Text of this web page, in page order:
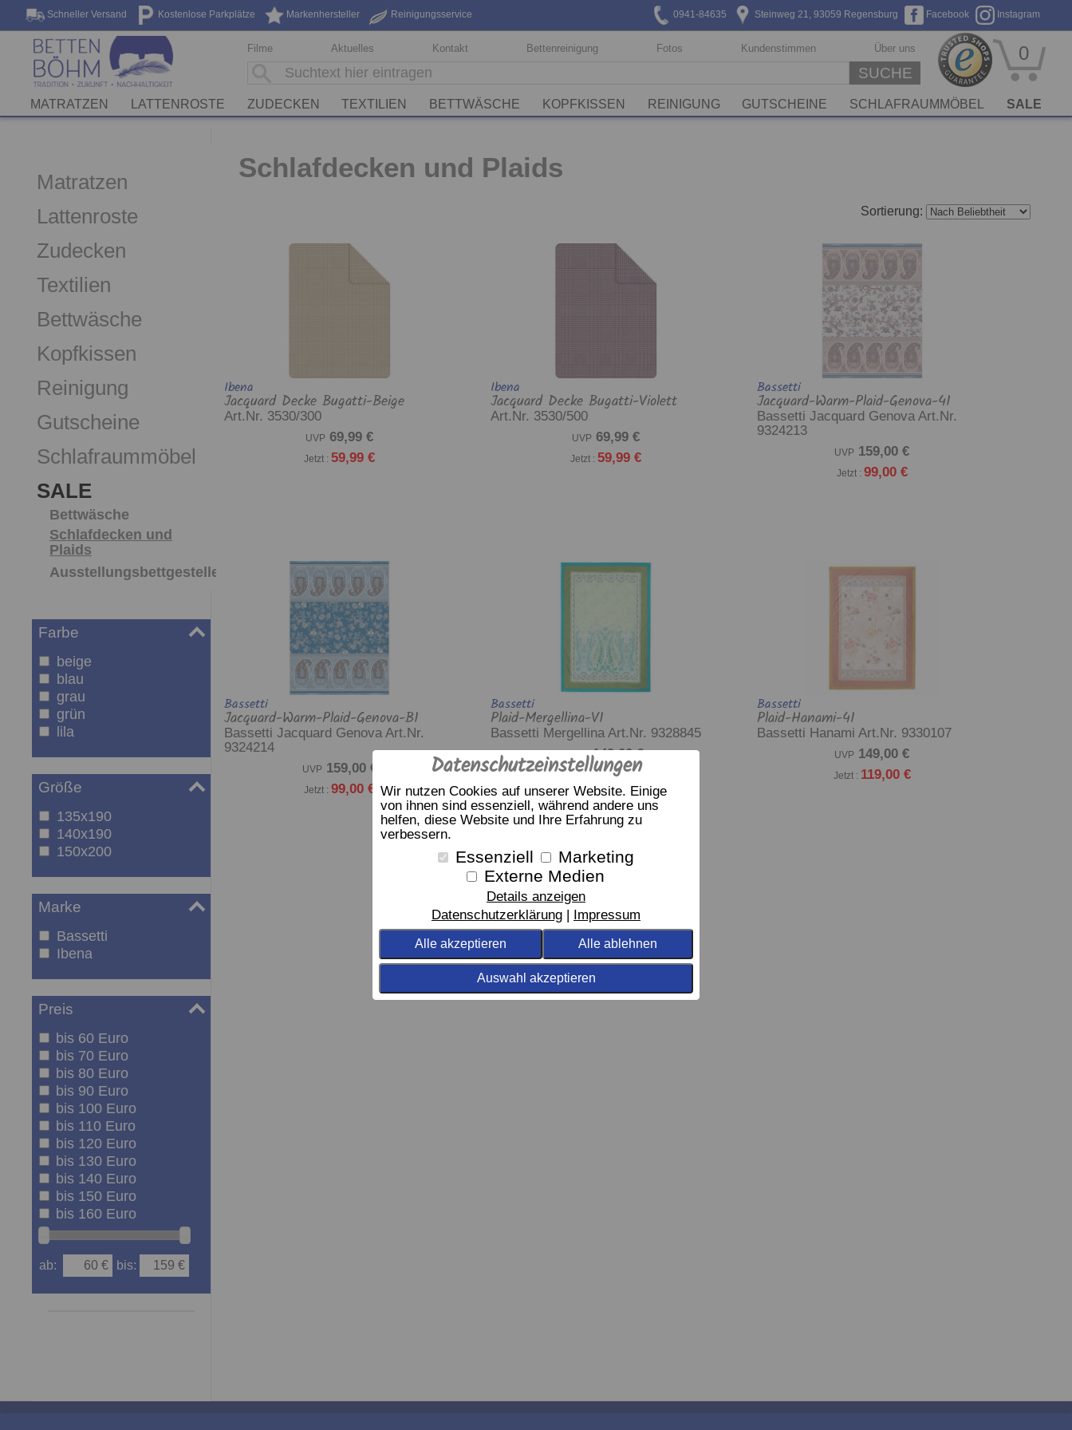
Datenschutzeinstellungen
Wir nutzen Cookies auf unserer Website. Einige
von ihnen sind essenziell, während andere uns
helfen, diese Website und Ihre Erfahrung zu
verbessern.
Essenziell
Marketing
Externe Medien
Details anzeigen
Datenschutzerklärung
Impressum
Alle akzeptieren Alle ablehnen
Auswahl akzeptieren
Schneller Versand Kostenlose Parkplätze Markenhersteller Reinigungsservice Instagram
Facebook
Steinweg 21, 93059 Regensburg
0941-84635
Filme Aktuelles Kontakt Bettenreinigung Fotos Kundenstimmen Über uns
SUCHE
0
MATRATZEN LATTENROSTE ZUDECKEN TEXTILIEN BETTWÄSCHE KOPFKISSEN REINIGUNG GUTSCHEINE SCHLAFRAUMMÖBEL SALE
Matratzen
Lattenroste
Zudecken
Textilien
Bettwäsche
Kopfkissen
Reinigung
Gutscheine
Schlafraummöbel
SALE
Bettwäsche
Schlafdecken und
Plaids
Ausstellungsbettgestelle
Farbe
beige
blau
grau
grün
lila
Größe
135x190
140x190
150x200
Marke
Bassetti
Ibena
Preis
bis 60 Euro
bis 70 Euro
bis 80 Euro
bis 90 Euro
bis 100 Euro
bis 110 Euro
bis 120 Euro
bis 130 Euro
bis 140 Euro
bis 150 Euro
bis 160 Euro
ab: bis:
Schlafdecken und Plaids
Sortierung:
Ibena
Jacquard Decke Bugatti-Beige
Art.Nr. 3530/300
UVP 69,99 €
Jetzt :59,99 €
Ibena
Jacquard Decke Bugatti-Violett
Art.Nr. 3530/500
UVP 69,99 €
Jetzt : 59,99 €
Bassetti
Jacquard-Warm-Plaid-Genova-41
Bassetti Jacquard Genova Art.Nr.
9324213
UVP 159,00 €
Jetzt : 99,00 €
Bassetti
Jacquard-Warm-Plaid-Genova-B1
Bassetti Jacquard Genova Art.Nr.
9324214
UVP 159,00 €
Jetzt :99,00 €
Bassetti
Plaid-Mergellina-V1
Bassetti Mergellina Art.Nr. 9328845
UVP149,00 €
119,00 €
Bassetti
Plaid-Hanami-41
Bassetti Hanami Art.Nr. 9330107
UVP 149,00 €
Jetzt : 119,00 €